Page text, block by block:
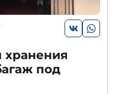
под